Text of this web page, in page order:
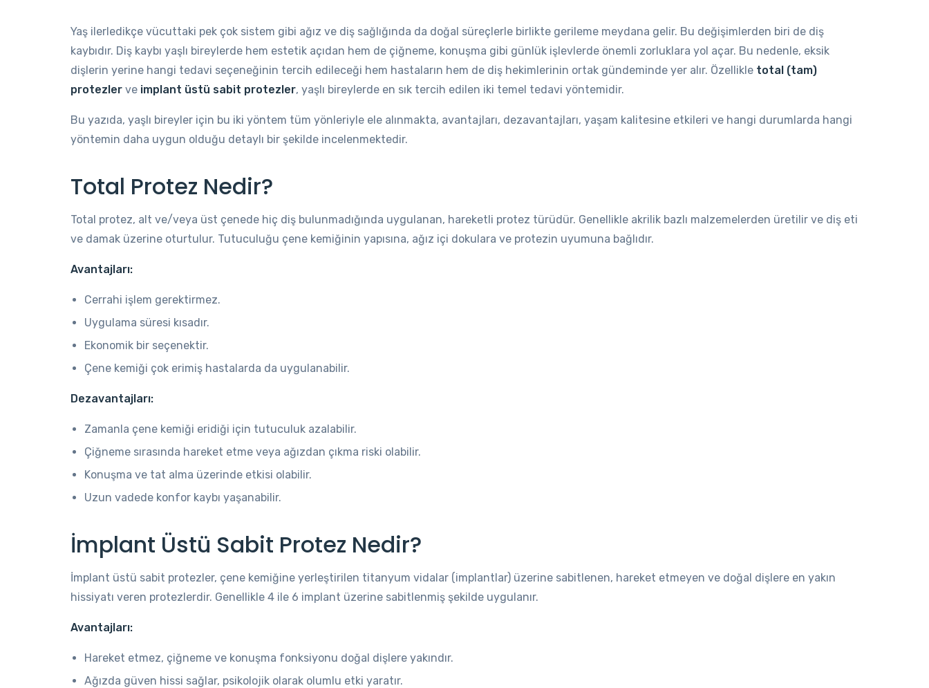
Yaş ilerledikçe vücuttaki pek çok sistem gibi ağız ve diş sağlığında da doğal süreçlerle birlikte gerileme meydana gelir. Bu değişimlerden biri de diş
kaybıdır. Diş kaybı yaşlı bireylerde hem estetik açıdan hem de çiğneme, konuşma gibi günlük işlevlerde önemli zorluklara yol açar. Bu nedenle, eksik
dişlerin yerine hangi tedavi seçeneğinin tercih edileceği hem hastaların hem de diş hekimlerinin ortak gündeminde yer alır. Özellikle total (tam)
protezler ve implant üstü sabit protezler, yaşlı bireylerde en sık tercih edilen iki temel tedavi yöntemidir.
Bu yazıda, yaşlı bireyler için bu iki yöntem tüm yönleriyle ele alınmakta, avantajları, dezavantajları, yaşam kalitesine etkileri ve hangi durumlarda hangi
yöntemin daha uygun olduğu detaylı bir şekilde incelenmektedir.
Total Protez Nedir?
Total protez, alt ve/veya üst çenede hiç diş bulunmadığında uygulanan, hareketli protez türüdür. Genellikle akrilik bazlı malzemelerden üretilir ve diş eti
ve damak üzerine oturtulur. Tutuculuğu çene kemiğinin yapısına, ağız içi dokulara ve protezin uyumuna bağlıdır.
Avantajları:
Cerrahi işlem gerektirmez.
Uygulama süresi kısadır.
Ekonomik bir seçenektir.
Çene kemiği çok erimiş hastalarda da uygulanabilir.
Dezavantajları:
Zamanla çene kemiği eridiği için tutuculuk azalabilir.
Çiğneme sırasında hareket etme veya ağızdan çıkma riski olabilir.
Konuşma ve tat alma üzerinde etkisi olabilir.
Uzun vadede konfor kaybı yaşanabilir.
İmplant Üstü Sabit Protez Nedir?
İmplant üstü sabit protezler, çene kemiğine yerleştirilen titanyum vidalar (implantlar) üzerine sabitlenen, hareket etmeyen ve doğal dişlere en yakın
hissiyatı veren protezlerdir. Genellikle 4 ile 6 implant üzerine sabitlenmiş şekilde uygulanır.
Avantajları:
Hareket etmez, çiğneme ve konuşma fonksiyonu doğal dişlere yakındır.
Ağızda güven hissi sağlar, psikolojik olarak olumlu etki yaratır.